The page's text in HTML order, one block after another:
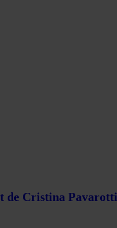
de Cristina Pavarotti